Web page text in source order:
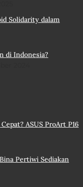
Solidarity dalam
di Indonesia?
ASUS ProArt P16
Pertiwi Sediakan